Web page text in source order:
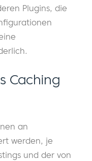
Plugins, die
Caching
an
werden, je
und der von